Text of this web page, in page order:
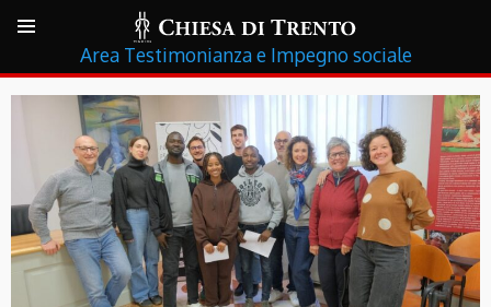
Testimonianza e Impegno sociale